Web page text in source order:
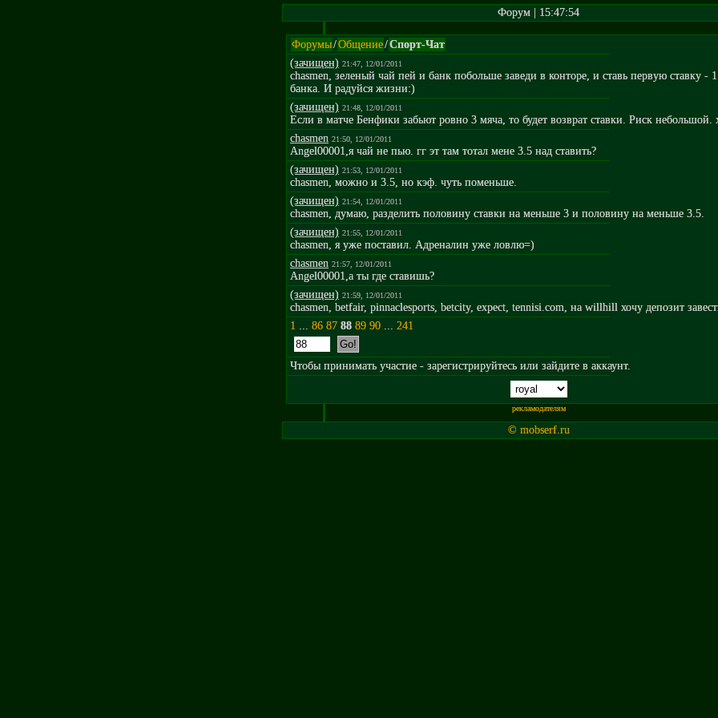
Форум | 15:47:54
Форумы/Общение/Спорт-Чат
(зачищен) 21:47, 12/01/2011
chasmen, зеленый чай пей и банк побольше заведи в конторе, и ставь первую ставку -
банка. И радуйся жизни:)
(зачищен) 21:48, 12/01/2011
Если в матче Бенфики забьют ровно 3 мяча, то будет возврат ставки. Риск небольшой.
chasmen 21:50, 12/01/2011
Angel00001,я чай не пью. гг эт там тотал мене 3.5 над ставить?
(зачищен) 21:53, 12/01/2011
chasmen, можно и 3.5, но кэф. чуть поменьше.
(зачищен) 21:54, 12/01/2011
chasmen, думаю, разделить половину ставки на меньше 3 и половину на меньше 3.5.
(зачищен) 21:55, 12/01/2011
chasmen, я уже поставил. Адреналин уже ловлю=)
chasmen 21:57, 12/01/2011
Angel00001,а ты где ставишь?
(зачищен) 21:59, 12/01/2011
chasmen, betfair, pinnaclesports, betcity, expect, tennisi.com, на willhill хочу депозит
1 ... 86 87 88 89 90 ... 241
Чтобы принимать участие - зарегистрируйтесь или зайдите в аккаунт.
рекламодателям
© mobserf.ru